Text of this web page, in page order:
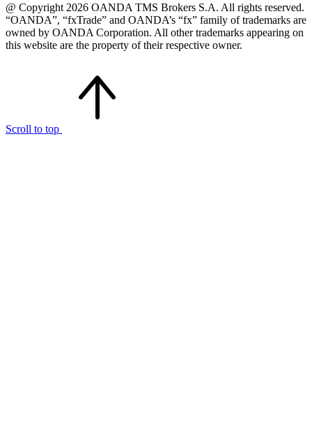
@ Copyright 2026 OANDA TMS Brokers S.A. All rights reserved.
“OANDA”, “fxTrade” and OANDA’s “fx” family of trademarks are
owned by OANDA Corporation. All other trademarks appearing on
this website are the property of their respective owner.
Scroll to top